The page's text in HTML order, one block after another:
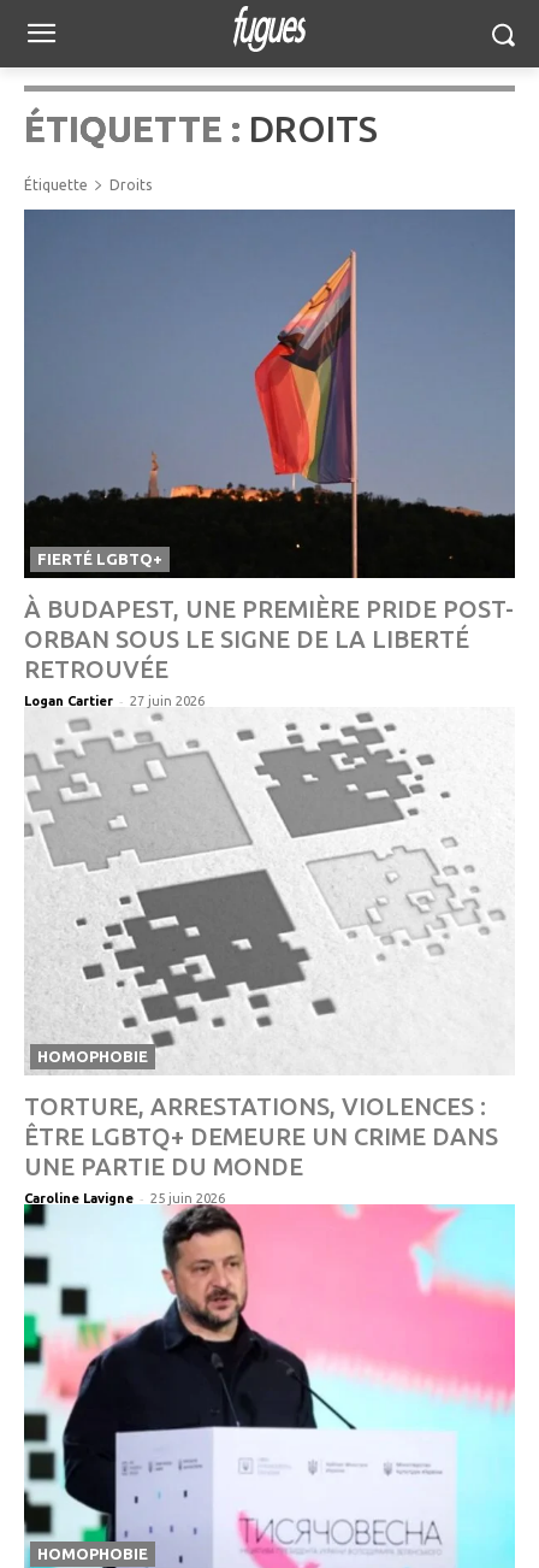
ÉTIQUETTE : DROITS
Étiquette Droits
FIERTÉ LGBTQ+
À BUDAPEST, UNE PREMIÈRE PRIDE POST-
ORBAN SOUS LE SIGNE DE LA LIBERTÉ
RETROUVÉE
Logan Cartier - 27 juin 2026
HOMOPHOBIE
TORTURE, ARRESTATIONS, VIOLENCES :
ÊTRE LGBTQ+ DEMEURE UN CRIME DANS
UNE PARTIE DU MONDE
Caroline Lavigne - 25 juin 2026
HOMOPHOBIE